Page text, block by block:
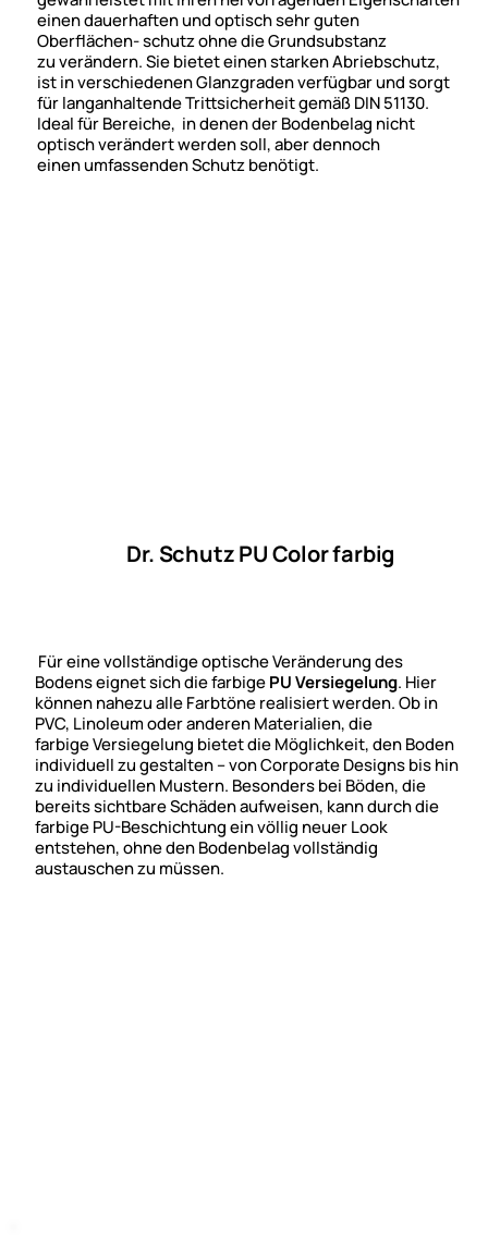
einen dauerhaften und optisch sehr guten
Oberflächen- schutz ohne die Grundsubstanz
zu verändern. Sie bietet einen starken Abriebschutz,
ist in verschiedenen Glanzgraden verfügbar und sorgt
für langanhaltende Trittsicherheit gemäß DIN 51130.
Ideal für Bereiche, in denen der Bodenbelag nicht
optisch verändert werden soll, aber dennoch
einen umfassenden Schutz benötigt.
Dr. Schutz PU Color farbig
Für eine vollständige optische Veränderung des
Bodens eignet sich die farbigePU Versiegelung. Hier
können nahezu alle Farbtöne realisiert werden. Ob in
PVC, Linoleum oder anderen Materialien, die
farbige Versiegelung bietet die Möglichkeit, den Boden
individuell zu gestalten – von Corporate Designs bis hin
zu individuellen Mustern. Besonders bei Böden, die
bereits sichtbare Schäden aufweisen, kann durch die
farbige PU-Beschichtung ein völlig neuer Look
entstehen, ohne den Bodenbelag vollständig
austauschen zu müssen.